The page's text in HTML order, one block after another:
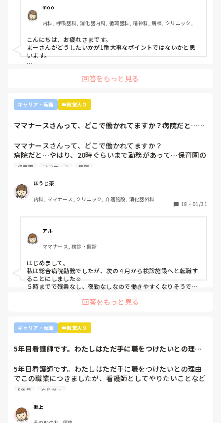
受け持ち1人になりました。
複数受け持ちに戻るよう、1ヶ月間1年目のように勉強したり
と業務に臨んできました。
そして最近師長さんに『君は病棟勤務よりも外来とか健診セ
ンターとかのほうがいいのでは？ウチの部署もスタッフが足
りないから育てる余裕が足りない。前向きに捉えて看護師は
いろんな働き方あるよ』と部署は決まってませんが、異動確
り、看護のつながりが無かったことは自分でも反省していま
すし、今後成長させていきたいなと思っています。
いないです。
るかな？』『自分ならそこまでされたら辞めるよ』とのこ
と。
師長さんの言ってることも確かに理解できますが
てないですし、病棟での臨床経験を積んで学んでいきたいと
気持ちがあります。
・転職する
moo
内科, 呼吸器科, 消化器内科, 循環器科, 精神科, 病棟, クリニック, リ
こんにちは、お疲れさまです。
まーさんがどうしたいかが1番大事なポイントではないかと思
います。
アややることが多くて忙しくても、人間関係は良好でも、どう
外来や検診センターは、また病棟とは全然違う業務になるの
で、病棟での臨床経験を積みたい気持ちがあるのであれば、ご
きな病院だとどうしても異動で行きたくない場所に行かされて
病院も規模やいろいろ取り組んでいることが違うので、探して
みるとおもしろいですよ。ただ、転職するなら3年は基礎をつ
けてもいいのかなと思います。中途採用は即戦力を期待されま
回答をもっと見る
キャリア・転職 👑殿堂入り
ママナースさんって、どこで働かれてますか？病院だと…や
ママナースさんって、どこで働かれてますか？
病院だと…やはり、20時ぐらいまで勤務があって…保育園の
お迎えが間に合わないことが多くて…
保育園 ママナース 病院
ほうじ茶
内科, ママナース, クリニック, 介護施設, 消化器外科
18 ・ 01/31
アル
ママナース, 検診・健診
はじめまして。
私は総合病院勤務でしたが、次の４月から検診施設へと転職す
ることにしました☺️
５時までで残業なし、夜勤なしなので働きやすくなりそうです
回答をもっと見る
キャリア・転職 👑殿堂入り
5年目看護師です。わたしはただ手に職をつけたいとの理由
5年目看護師です。わたしはただ手に職をつけたいとの理由
でこの職業につきましたが、看護師としてやりたいことなど
あまり考えたことがなく、ただ言われたことをやっているよ
続けてしまっています。
みなさんはどういったきっかけで看護師を目指したり、今の
5年目 やりがい
掛上